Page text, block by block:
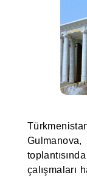
çalışmaları